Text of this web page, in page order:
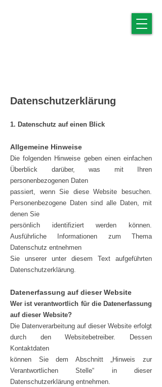
Datenschutzerklärung
1. Datenschutz auf einen Blick
Allgemeine Hinweise
Die folgenden Hinweise geben einen einfachen
Überblick darüber, was mit Ihren
personenbezogenen Daten
passiert, wenn Sie diese Website besuchen.
Personenbezogene Daten sind alle Daten, mit
denen Sie
persönlich identifiziert werden können.
Ausführliche Informationen zum Thema
Datenschutz entnehmen
Sie unserer unter diesem Text aufgeführten
Datenschutzerklärung.
Datenerfassung auf dieser Website
Wer ist verantwortlich für die Datenerfassung
auf dieser Website?
Die Datenverarbeitung auf dieser Website erfolgt
durch den Websitebetreiber. Dessen
Kontaktdaten
können Sie dem Abschnitt „Hinweis zur
Verantwortlichen Stelle“ in dieser
Datenschutzerklärung entnehmen.